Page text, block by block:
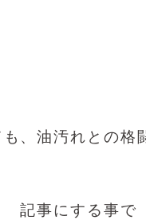
、油汚れとの格
記事にする事で